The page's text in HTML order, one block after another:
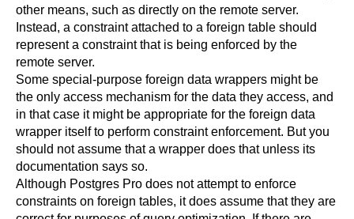
other means, such as directly on the remote server.
Instead, a constraint attached to a foreign table should
represent a constraint that is being enforced by the
remote server.
Some special-purpose foreign data wrappers might be
the only access mechanism for the data they access, and
in that case it might be appropriate for the foreign data
wrapper itself to perform constraint enforcement. But you
should not assume that a wrapper does that unless its
documentation says so.
Although Postgres Pro does not attempt to enforce
constraints on foreign tables, it does assume that they are